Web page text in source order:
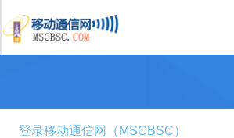
登录移动通信网（MSCBSC）